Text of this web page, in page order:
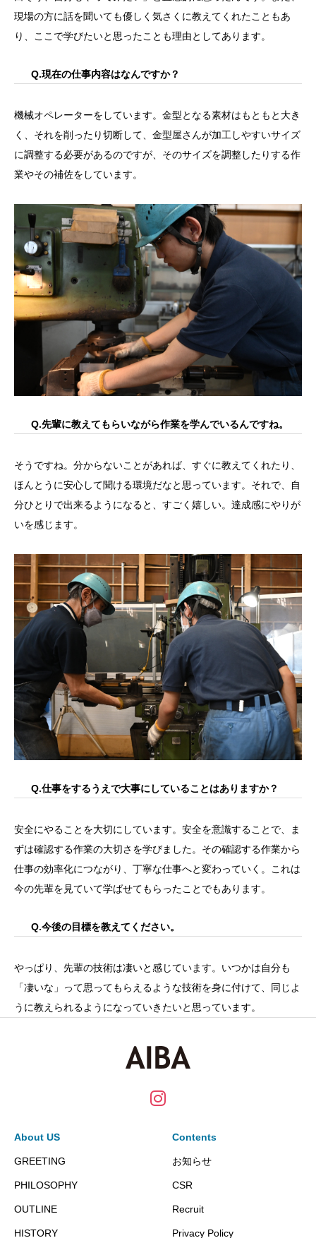
現場の方に話を聞いても優しく気さくに教えてくれたこともあ
り、ここで学びたいと思ったことも理由としてあります。
Q.現在の仕事内容はなんですか？
機械オペレーターをしています。金型となる素材はもともと大き
く、それを削ったり切断して、金型屋さんが加工しやすいサイズ
に調整する必要があるのですが、そのサイズを調整したりする作
業やその補佐をしています。
Q.先輩に教えてもらいながら作業を学んでいるんですね。
そうですね。分からないことがあれば、すぐに教えてくれたり、
ほんとうに安心して聞ける環境だなと思っています。それで、自
分ひとりで出来るようになると、すごく嬉しい。達成感にやりが
いを感じます。
Q.仕事をするうえで大事にしていることはありますか？
安全にやることを大切にしています。安全を意識することで、ま
ずは確認する作業の大切さを学びました。その確認する作業から
仕事の効率化につながり、丁寧な仕事へと変わっていく。これは
今の先輩を見ていて学ばせてもらったことでもあります。
Q.今後の目標を教えてください。
やっぱり、先輩の技術は凄いと感じています。いつかは自分も
「凄いな」って思ってもらえるような技術を身に付けて、同じよ
うに教えられるようになっていきたいと思っています。
About US
GREETING
PHILOSOPHY
OUTLINE
HISTORY
Contents
お知らせ
CSR
Recruit
Privacy Policy